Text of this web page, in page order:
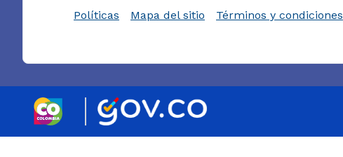
Políticas Mapa del sitio Términos y condiciones